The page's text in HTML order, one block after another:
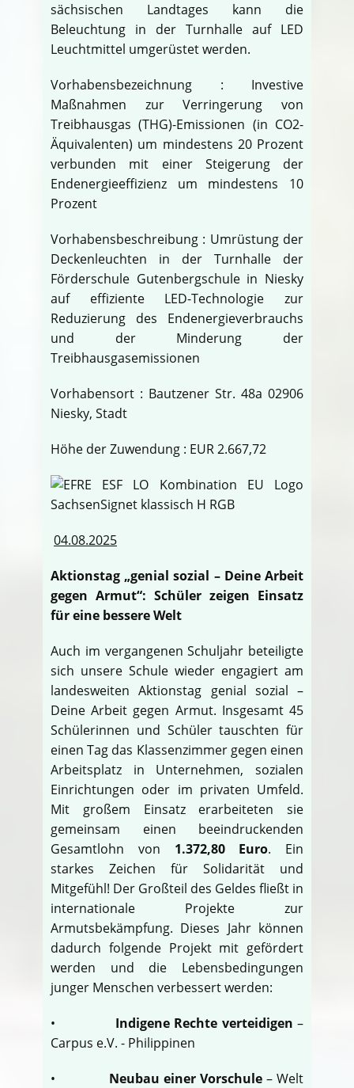
sächsischen Landtages kann die
Beleuchtung in der Turnhalle auf LED
Leuchtmittel umgerüstet werden.
Vorhabensbezeichnung : Investive
Maßnahmen zur Verringerung von
Treibhausgas (THG)-Emissionen (in CO2-
Äquivalenten) um mindestens 20 Prozent
verbunden mit einer Steigerung der
Endenergieeffizienz um mindestens 10
Prozent
Vorhabensbeschreibung : Umrüstung der
Deckenleuchten in der Turnhalle der
Förderschule Gutenbergschule in Niesky
auf effiziente LED-Technologie zur
Reduzierung des Endenergieverbrauchs
und der Minderung der
Treibhausgasemissionen
Vorhabensort : Bautzener Str. 48a 02906
Niesky, Stadt
Höhe der Zuwendung : EUR 2.667,72
04.08.2025
Aktionstag „genial sozial – Deine Arbeit
gegen Armut“: Schüler zeigen Einsatz
für eine bessere Welt
Auch im vergangenen Schuljahr beteiligte
sich unsere Schule wieder engagiert am
landesweiten Aktionstag genial sozial –
Deine Arbeit gegen Armut. Insgesamt 45
Schülerinnen und Schüler tauschten für
einen Tag das Klassenzimmer gegen einen
Arbeitsplatz in Unternehmen, sozialen
Einrichtungen oder im privaten Umfeld.
Mit großem Einsatz erarbeiteten sie
gemeinsam einen beeindruckenden
Gesamtlohn von 1.372,80 Euro. Ein
starkes Zeichen für Solidarität und
Mitgefühl! Der Großteil des Geldes fließt in
internationale Projekte zur
Armutsbekämpfung. Dieses Jahr können
dadurch folgende Projekt mit gefördert
werden und die Lebensbedingungen
junger Menschen verbessert werden:
• Indigene Rechte verteidigen –
Carpus e.V. - Philippinen
• Neubau einer Vorschule – Welt